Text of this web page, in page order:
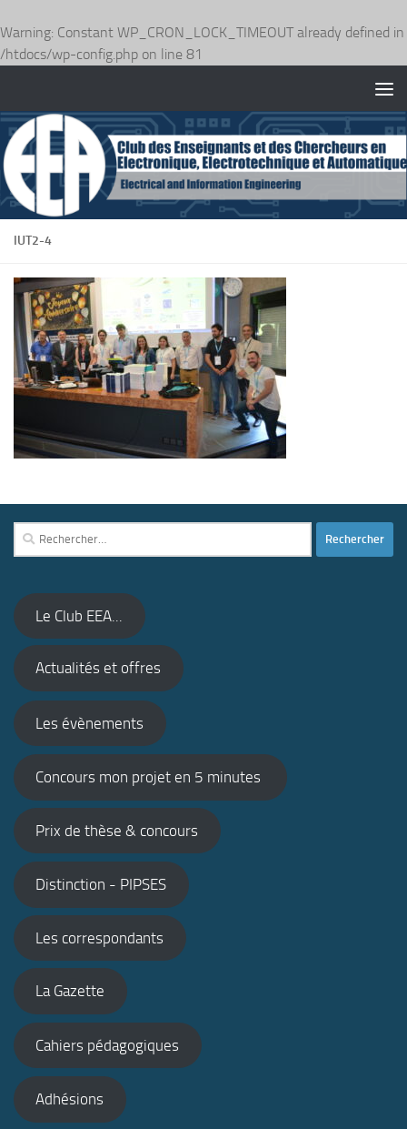
Warning: Constant WP_CRON_LOCK_TIMEOUT already defined in
/htdocs/wp-config.php on line 81
IUT2-4
Rechercher :
Le Club EEA...
Actualités et offres
Les évènements
Concours mon projet en 5 minutes
Prix de thèse & concours
Distinction - PIPSES
Les correspondants
La Gazette
Cahiers pédagogiques
Adhésions